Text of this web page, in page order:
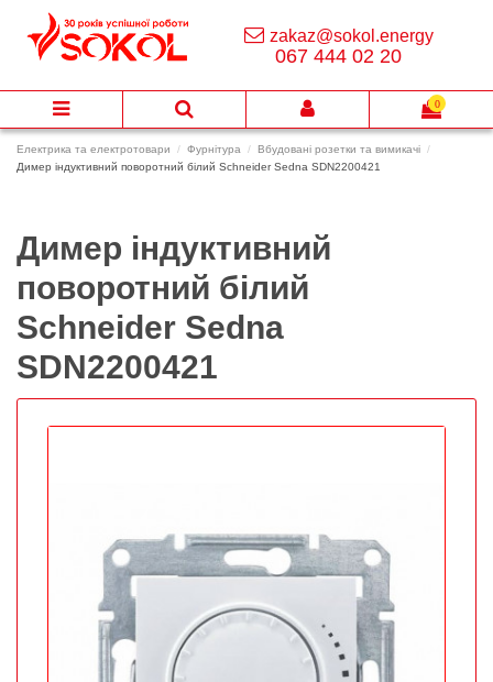
Електрика та електротовари Фурнітура
Вбудовані розетки та вимикачі
Димер індуктивний поворотний білий Schneider Sedna SDN2200421
Димер індуктивний
поворотний білий
Schneider Sedna
SDN2200421
zakaz@sokol.energy
067 444 02 20
0